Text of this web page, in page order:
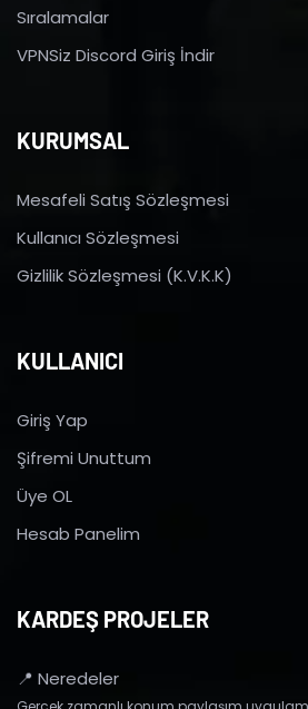
Sıralamalar
VPNSiz Discord Giriş İndir
KURUMSAL
Mesafeli Satış Sözleşmesi
Kullanıcı Sözleşmesi
Gizlilik Sözleşmesi (K.V.K.K)
KULLANICI
Giriş Yap
Şifremi Unuttum
Üye OL
Hesab Panelim
KARDEŞ PROJELER
📍 Neredeler